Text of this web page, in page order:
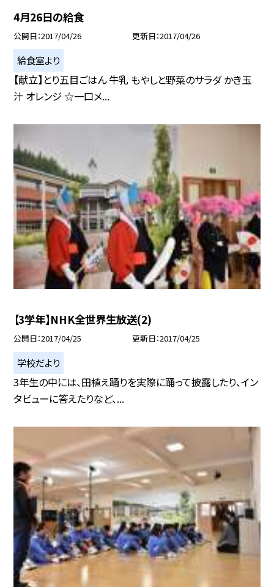
4月26日の給食
公開日 2017/04/26 更新日 2017/04/26
給食室より
【献立】とり五目ごはん 牛乳 もやしと野菜のサラダ かき玉
汁 オレンジ ☆一口メ...
【3学年】NHK全世界生放送(2)
公開日 2017/04/25 更新日 2017/04/25
学校だより
3年生の中には、田植え踊りを実際に踊って披露したり、イン
タビューに答えたりなど、...